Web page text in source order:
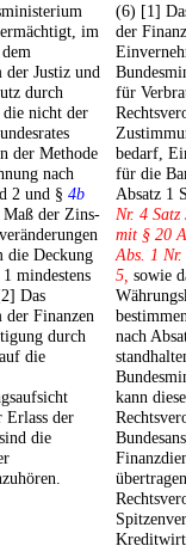
im
der Justiz und
durch
die nicht der
der Methode
nach
2 und § 4b
Maß der Zins-
die Deckung
mindestens
Das
der Finanzen
durch
die
Erlass der
die
(6) [1]
der
für
bedarf,
für die
Absatz 1
Nr. 4
mit § 20
Abs. 1
5, sowie
nach
kann